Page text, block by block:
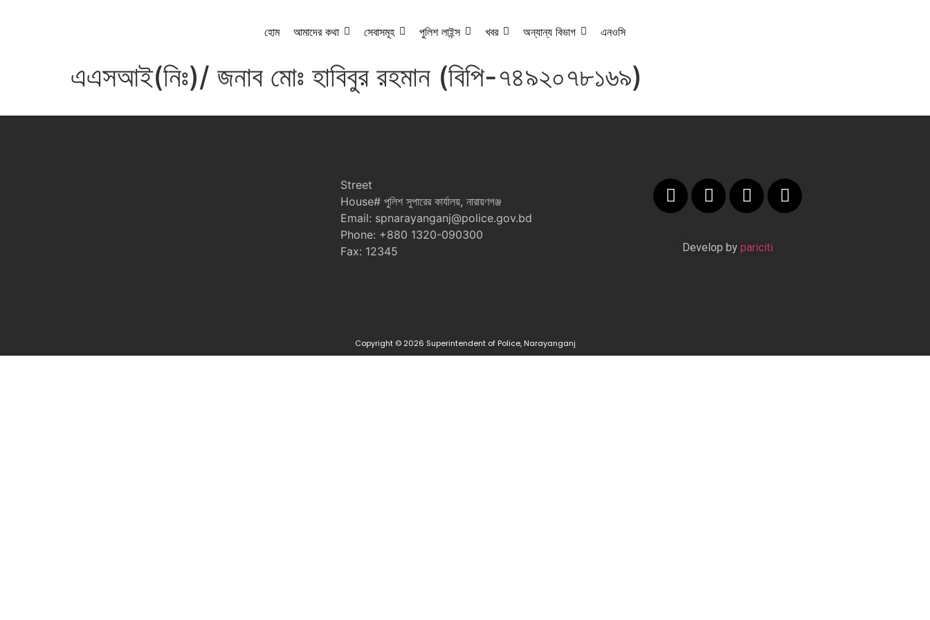
হোম আমাদের কথা সেবাসমূহ পুলিশ লাইন্স খবর অন্যান্য বিভাগ এনওসি
এএসআই(নিঃ)/ জনাব মোঃ হাবিবুর রহমান (বিপি-৭৪৯২০৭৮১৬৯)
Street
House# পুলিশ সুপারের কার্যালয়, নারায়ণগঞ্জ
Email: spnarayanganj@police.gov.bd
Phone: +880 1320-090300
Fax: 12345
Develop bypariciti
Copyright © 2026 Superintendent of Police, Narayanganj